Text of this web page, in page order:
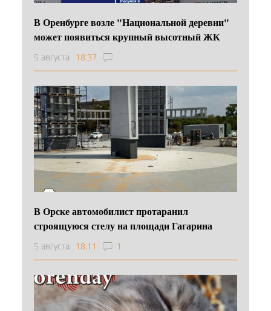
В Оренбурге возле "Национальной деревни"
может появиться крупный высотный ЖК
5 августа 18:37
В Орске автомобилист протаранил
строящуюся стелу на площади Гагарина
5 августа 18:11 1